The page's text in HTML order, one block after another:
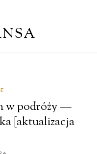
w podróży —
[aktualizacja